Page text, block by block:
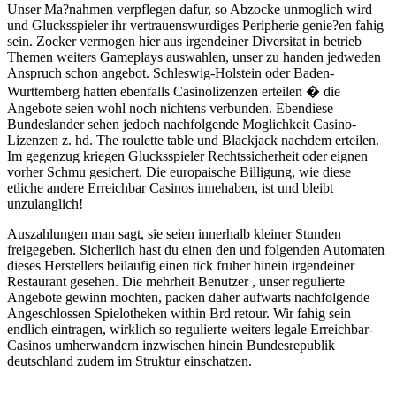
Unser Ma?nahmen verpflegen dafur, so Abzocke unmoglich wird
und Glucksspieler ihr vertrauenswurdiges Peripherie genie?en fahig
sein. Zocker vermogen hier aus irgendeiner Diversitat in betrieb
Themen weiters Gameplays auswahlen, unser zu handen jedweden
Anspruch schon angebot. Schleswig-Holstein oder Baden-
Wurttemberg hatten ebenfalls Casinolizenzen erteilen � die
Angebote seien wohl noch nichtens verbunden. Ebendiese
Bundeslander sehen jedoch nachfolgende Moglichkeit Casino-
Lizenzen z. hd. The roulette table und Blackjack nachdem erteilen.
Im gegenzug kriegen Glucksspieler Rechtssicherheit oder eignen
vorher Schmu gesichert. Die europaische Billigung, wie diese
etliche andere Erreichbar Casinos innehaben, ist und bleibt
unzulanglich!
Auszahlungen man sagt, sie seien innerhalb kleiner Stunden
freigegeben. Sicherlich hast du einen den und folgenden Automaten
dieses Herstellers beilaufig einen tick fruher hinein irgendeiner
Restaurant gesehen. Die mehrheit Benutzer , unser regulierte
Angebote gewinn mochten, packen daher aufwarts nachfolgende
Angeschlossen Spielotheken within Brd retour. Wir fahig sein
endlich eintragen, wirklich so regulierte weiters legale Erreichbar-
Casinos umherwandern inzwischen hinein Bundesrepublik
deutschland zudem im Struktur einschatzen.